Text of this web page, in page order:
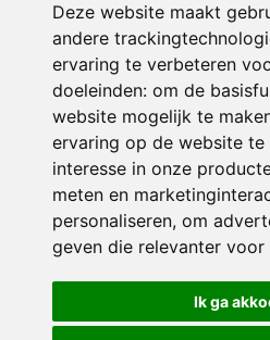
Deze website maakt
andere
ervaring te verbeteren
doeleinden: om de
website mogelijk te
ervaring op de website te
interesse in onze
meten en
personaliseren, om
geven die relevanter voor
Ik ga
© 2026 De Hoeksteen | Alle
Privacy policy|Disclaimer|
Crealisatie The